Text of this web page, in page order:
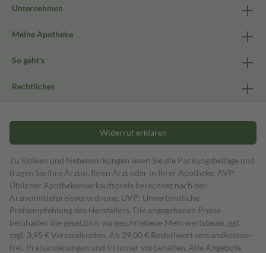
Unternehmen
Meine Apotheke
So geht's
Rechtliches
Widerruf erklären
Zu Risiken und Nebenwirkungen lesen Sie die Packungsbeilage und
fragen Sie Ihre Ärztin, Ihren Arzt oder in Ihrer Apotheke. AVP:
Üblicher Apothekenverkaufspreis berechnet nach der
Arzneimittelpreisverordnung. UVP: Unverbindliche
Preisempfehlung des Herstellers. Die angegebenen Preise
beinhalten die gesetzlich vorgeschriebene Mehrwertsteuer, ggf.
zzgl. 3,95 € Versandkosten. Ab 29,00 € Bestell­wert versand­kosten­
frei. Preisänderungen und Irrtümer vorbehalten. Alle Angebote